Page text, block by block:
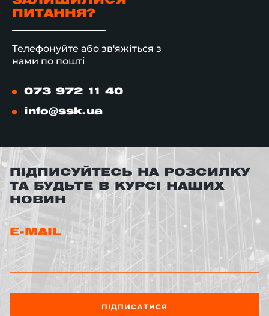
ПИТАННЯ?
Телефонуйте або зв'яжіться з
нами по пошті
073 972 11 40
info@ssk.ua
ПІДПИСУЙТЕСЬ НА РОЗСИЛКУ
ТА БУДЬТЕ В КУРСІ НАШИХ
НОВИН
E-MAIL
ПІДПИСАТИСЯ